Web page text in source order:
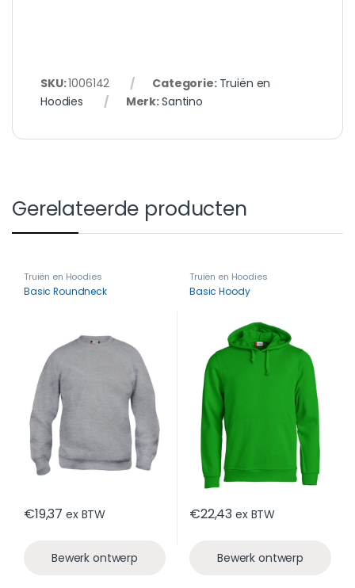
SKU:1006142 Categorie: Truiën en
Hoodies
Merk:Santino
Gerelateerde producten
Truiën en Hoodies
Basic Roundneck
€19,37 ex BTW
Bewerk ontwerp
Truiën en Hoodies
Basic Hoody
€22,43 ex BTW
Bewerk ontwerp